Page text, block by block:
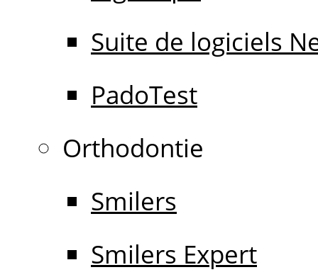
Suite de logiciels
PadoTest
Orthodontie
Smilers
Smilers Expert